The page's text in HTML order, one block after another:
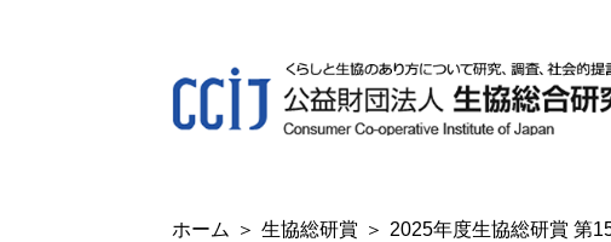
ホーム 生協総研賞 2025年度生協総研賞 第